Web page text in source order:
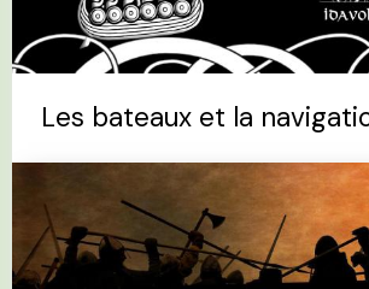
Les bateaux et la